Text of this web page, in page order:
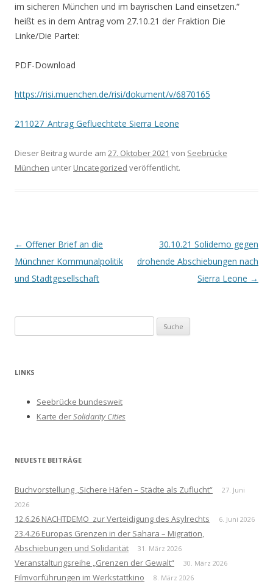
im sicheren München und im bayrischen Land einsetzen.“
heißt es in dem Antrag vom 27.10.21 der Fraktion Die
Linke/Die Partei:
PDF-Download
https://risi.muenchen.de/risi/dokument/v/6870165
211027_Antrag Gefluechtete Sierra Leone
Dieser Beitrag wurde am 27. Oktober 2021 von Seebrücke
München unter Uncategorized veröffentlicht.
Beitrags-
Navigation
← Offener Brief an die
Münchner Kommunalpolitik
und Stadtgesellschaft
30.10.21 Solidemo gegen
drohende Abschiebungen nach
Sierra Leone →
u
h
:
LINKS
Seebrücke bundesweit
Karte derSolidarity Cities
NEUESTE BEITRÄGE
Buchvorstellung „Sichere Häfen – Städte als Zuflucht“
27. Juni
2026
12.6.26 NACHTDEMO zur Verteidigung des Asylrechts 6. Juni 2026
23.4.26 Europas Grenzen in der Sahara – Migration,
Abschiebungen und Solidarität
31. März 2026
Veranstaltungsreihe „Grenzen der Gewalt“ 30. März 2026
Filmvorführungen im Werkstattkino 8. März 2026